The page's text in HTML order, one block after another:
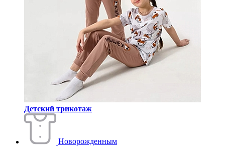
Детский трикотаж
Новорожденным